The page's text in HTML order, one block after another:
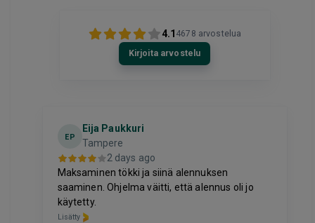
4.1 4678 arvostelua
Kirjoita arvostelu
K
Kirill
2 days ago
-